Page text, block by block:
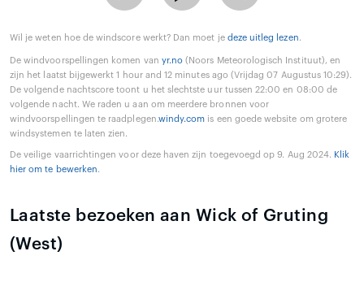
Wil je weten hoe de windscore werkt? Dan moet je deze uitleg lezen.
De windvoorspellingen komen van yr.no (Noors Meteorologisch Instituut), en
zijn het laatst bijgewerkt 1 hour and 12 minutes ago (Vrijdag 07 Augustus 10:29).
De volgende nachtscore toont u het slechtste uur tussen 22:00 en 08:00 de
volgende nacht. We raden u aan om meerdere bronnen voor
windvoorspellingen te raadplegen.windy.com is een goede website om grotere
windsystemen te laten zien.
De veilige vaarrichtingen voor deze haven zijn toegevoegd op 9. Aug 2024. Klik
hier om te bewerken.
Laatste bezoeken aan Wick of Gruting
(West)